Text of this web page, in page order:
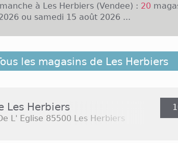
à Les Herbiers (Vendee) : 20
ou samedi 15 août 2026 ...
ville se trouvant dans le département
On dénombre plus de 15 000
de 10h à 19h, Certains en journée
et 14 heures. On trouve aussi plusieurs
comme par exemple E.Leclerc et
les magasins de Les Herbiers
Les Herbiers
L' Eglise 85500 Les Herbiers